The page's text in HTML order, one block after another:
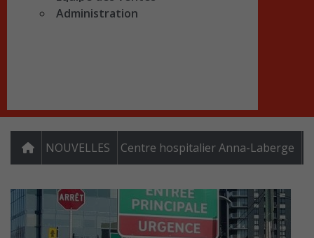
Administration
NOUVELLES Centre hospitalier Anna-Laberge